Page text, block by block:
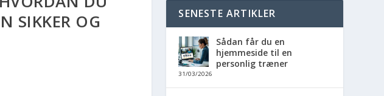
SIKKER OG
SENESTE ARTIKLER
Sådan får du en
hjemmeside til en
personlig træner
31/03/2026